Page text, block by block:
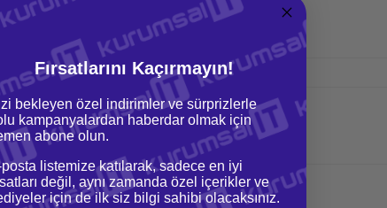
Fırsatlarını Kaçırmayın!
bekleyen özel indirimler ve sürprizlerle
kampanyalardan haberdar olmak için
abone olun.
listemize katılarak, sadece en iyi
değil, aynı zamanda özel içerikler ve
için de ilk siz bilgi sahibi olacaksınız.